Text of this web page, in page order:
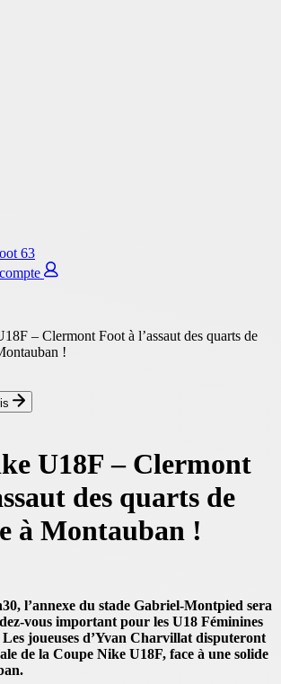
– Clermont Foot à l’assaut des quarts de
!
U18F – Clermont
des quarts de
à Montauban !
l’annexe du stade Gabriel-Montpied sera
vous important pour les U18 Féminines
joueuses d’Yvan Charvillat disputeront
de la Coupe Nike U18F, face à une solide